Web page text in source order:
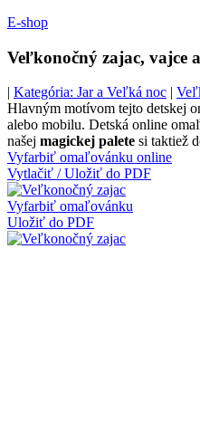
E-shop
Veľkonočný zajac, vajce
| Kategória: Jar a Veľká noc |
Hlavným motívom tejto detskej
alebo mobilu. Detská online
našej magickej palete si taktiež
Vyfarbiť omaľovánku online
Vytlačiť / Uložiť do PDF
Vyfarbiť omaľovánku
Uložiť do PDF